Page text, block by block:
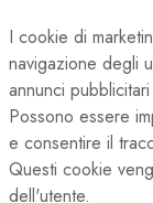
I cookie di
navigazione degli
annunci
Possono essere
e consentire il
Questi cookie
dell'utente.